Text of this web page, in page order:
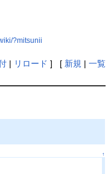
?mitsunii
| リロード ] [ 新規 | 一覧
↑